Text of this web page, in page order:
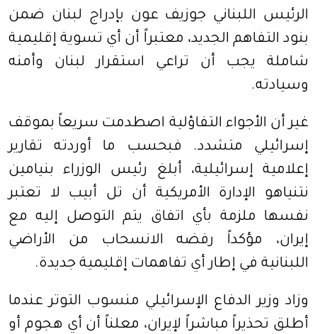
الرئيس اللبناني جوزيف عون بإدراج لبنان ضمن
بنود التفاهم الجديد، معتبراً أن أي تسوية إقليمية
شاملة يجب أن تراعي استقرار لبنان وأمنه
وسيادته.
غير أن الأجواء التفاؤلية اصطدمت سريعاً بموقف
إسرائيلي متشدد. فبحسب ما أوردته تقارير
إعلامية إسرائيلية، أبلغ رئيس الوزراء بنيامين
نتنياهو الإدارة الأمريكية أن تل أبيب لا تعتبر
نفسها ملزمة بأي اتفاق يتم التوصل إليه مع
إيران، مؤكداً رفضه الانسحاب من الأراضي
اللبنانية في إطار أي تفاهمات إقليمية جديدة.
وزاد وزير الدفاع الإسرائيلي منسوب التوتر عندما
أطلق تحذيراً مباشراً لإيران، معلناً أن أي هجوم أو